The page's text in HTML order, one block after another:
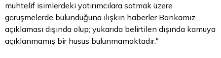
muhtelif isimlerdeki yatırımcılara satmak üzere
görüşmelerde bulunduğuna ilişkin haberler Bankamız
açıklaması dışında olup; yukarıda belirtilen dışında kamuya
açıklanmamış bir husus bulunmamaktadır."